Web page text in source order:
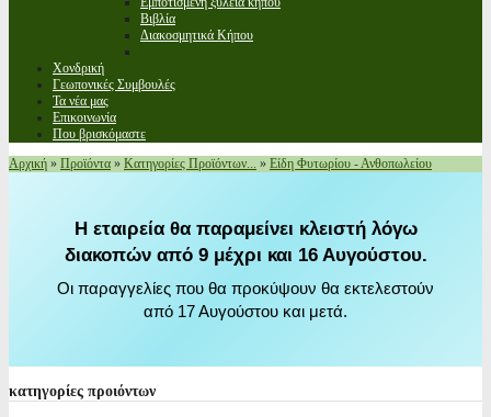
Βιβλία
Διακοσμητικά Κήπου
Χονδρική
Γεωπονικές Συμβουλές
Τα νέα μας
Επικοινωνία
Που βρισκόμαστε
Αρχική » Προϊόντα » Κατηγορίες Προϊόντων... » Είδη Φυτωρίου - Ανθοπωλείου
Η εταιρεία θα παραμείνει κλειστή λόγω
διακοπών από 9 μέχρι και 16 Αυγούστου.
Οι παραγγελίες που θα προκύψουν θα εκτελεστούν
από 17 Αυγούστου και μετά.
κατηγορίες προιόντων